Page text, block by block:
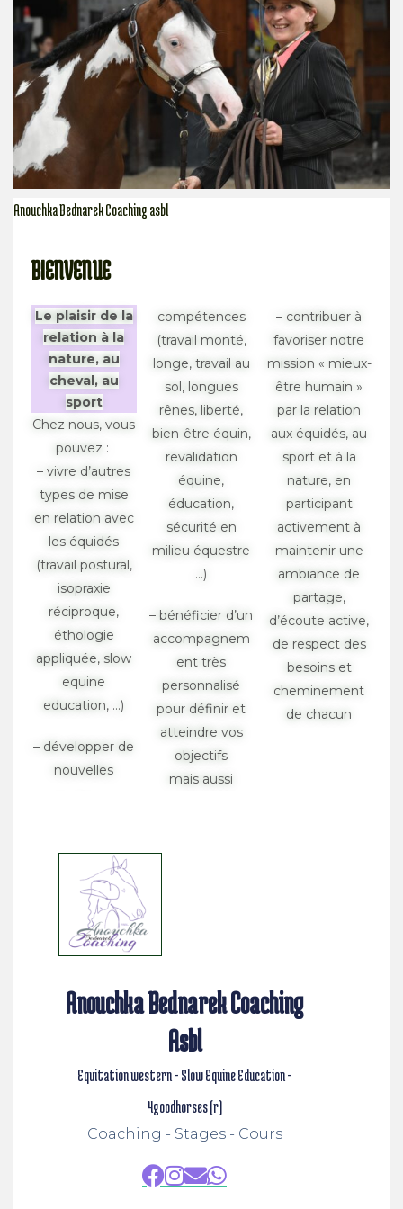
Anouchka Bednarek Coaching asbl
BIENVENUE
Le plaisir de la
relation à la
nature, au
cheval, au
sport
Chez nous, vous
pouvez :
– vivre d’autres
types de mise
en relation avec
les équidés
(travail postural,
isopraxie
réciproque,
éthologie
appliquée, slow
equine
education, …)
– développer de
nouvelles
compétences
(travail monté,
longe, travail au
sol, longues
rênes, liberté,
bien-être équin,
revalidation
équine,
éducation,
sécurité en
milieu équestre
…)
– bénéficier d’un
accompagnem
ent très
personnalisé
pour définir et
atteindre vos
objectifs
mais aussi
– contribuer à
favoriser notre
mission « mieux-
être humain »
par la relation
aux équidés, au
sport et à la
nature, en
participant
activement à
maintenir une
ambiance de
partage,
d’écoute active,
de respect des
besoins et
cheminement
de chacun
Anouchka Bednarek Coaching
Asbl
Equitation western - Slow Equine Education -
4goodhorses (r)
Coaching - Stages - Cours